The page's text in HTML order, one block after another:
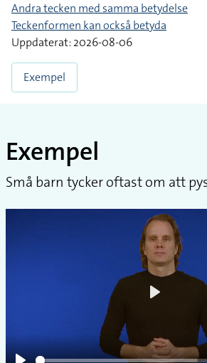
Andra tecken med samma betydelse
Teckenformen kan också betyda
Uppdaterat: 2026-08-06
Exempel
Exempel
Små barn tycker oftast om att